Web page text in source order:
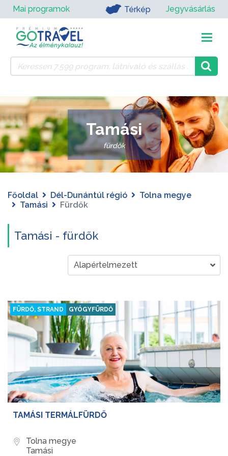
Mai programok Térkép Jegyvásárlás
Tamási
fürdők
Főoldal Dél-Dunántúl régió
Tolna megye
Tamási
Fürdők
Tamási - fürdők
FÜRDŐ, STRAND GYÓGYFÜRDŐ
TAMÁSI TERMÁLFÜRDŐ
Tolna megye
Tamási